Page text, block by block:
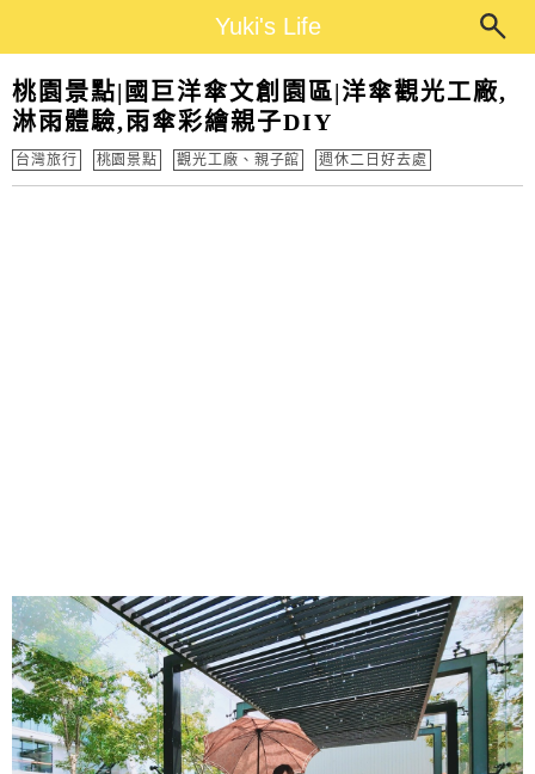
Yuki's Life
桃園景點|國巨洋傘文創園區|洋傘觀光工廠,
淋雨體驗,雨傘彩繪親子DIY
台灣旅行 桃園景點 觀光工廠、親子館 週休二日好去處